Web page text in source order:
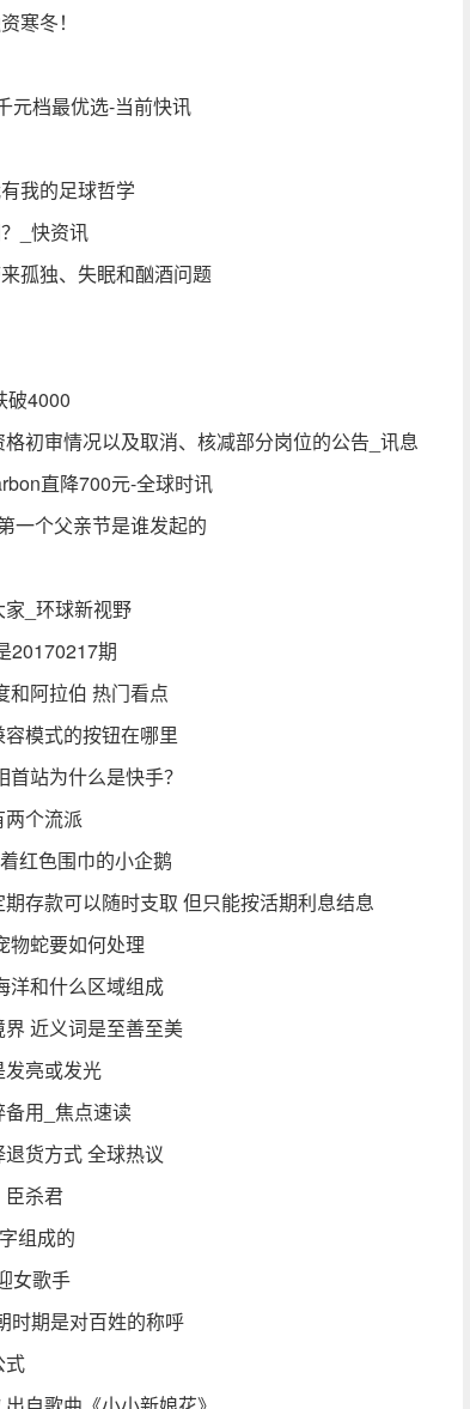
寒冬！
元档最优选-当前快讯
我的足球哲学
_快资讯
孤独、失眠和酗酒问题
破4000
初审情况以及取消、核减部分岗位的公告_讯息
直降700元-全球时讯
一个父亲节是谁发起的
_环球新视野
20170217期
和阿拉伯 热门看点
模式的按钮在哪里
站为什么是快手？
个流派
红色围巾的小企鹅
存款可以随时支取 但只能按活期利息结息
物蛇要如何处理
洋和什么区域组成
近义词是至善至美
亮或发光
用_焦点速读
货方式 全球热议
臣杀君
组成的
女歌手
时期是对百姓的称呼
式